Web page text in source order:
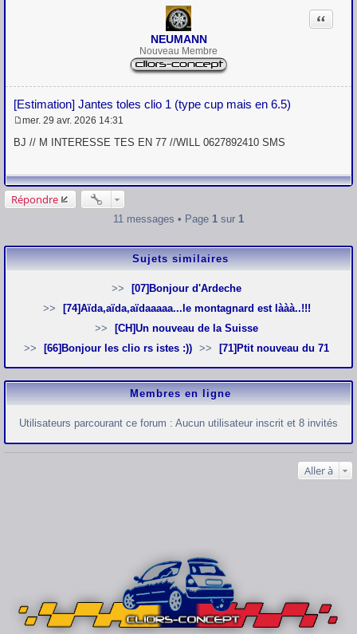
NEUMANN
Nouveau Membre
[Estimation] Jantes toles clio 1 (type cup mais en 6.5)
Citation
e
a
g
e
mer. 29 avr. 2026 14:31
BJ // M INTERESSE TES EN 77 //WILL 0627892410 SMS
Répondre
11 messages • Page 1 sur 1
Sujets similaires
[07]Bonjour d'Ardeche
[74]Aïda,aïda,aïdaaaaa...le montagnard est lààà..!!!
[CH]Un nouveau de la Suisse
[66]Bonjour les clio rs istes :))
[71]Ptit nouveau du 71
Membres en ligne
Utilisateurs parcourant ce forum : Aucun utilisateur inscrit et 8 invités
Aller à